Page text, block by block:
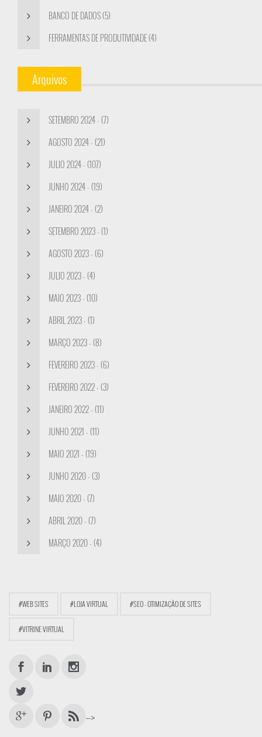
BANCO DE DADOS (5)
FERRAMENTAS DE PRODUTIVIDADE (4)
Arquivos
SETEMBRO 2024 - (7)
AGOSTO 2024 - (21)
JULIO 2024 - (107)
JUNHO 2024 - (19)
JANEIRO 2024 - (2)
SETEMBRO 2023 - (1)
AGOSTO 2023 - (6)
JULIO 2023 - (4)
MAIO 2023 - (10)
ABRIL 2023 - (1)
MARÇO 2023 - (8)
FEVEREIRO 2023 - (6)
FEVEREIRO 2022 - (3)
JANEIRO 2022 - (11)
JUNHO 2021 - (11)
MAIO 2021 - (19)
JUNHO 2020 - (3)
MAIO 2020 - (7)
ABRIL 2020 - (7)
MARÇO 2020 - (4)
#WEB SITES #LOJA VIRTUAL #SEO - OTIMIZAÇÃO DE SITES
#VITRINE VIRTUAL
-->